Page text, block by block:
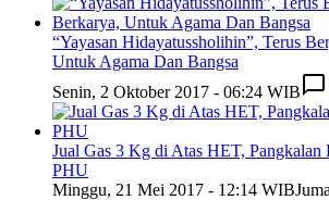
“Yayasan Hidayatussholihin”, Terus
Untuk Agama Dan Bangsa
Senin, 2 Oktober 2017 - 06:24 WIB
Jual Gas 3 Kg di Atas HET, Pangkalan
PHU
Minggu, 21 Mei 2017 - 12:14 WIB